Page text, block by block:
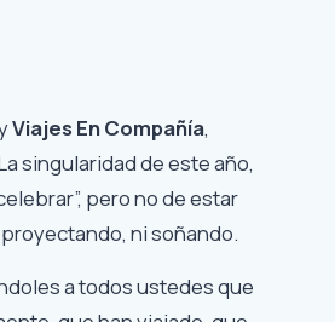
Viajes En Compañía,
singularidad de este año,
pero no de estar
ni soñando.
a todos ustedes que